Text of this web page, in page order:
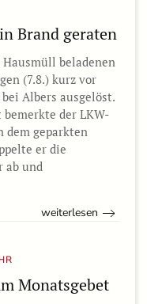
Brand geraten
beladenen
(7.8.) kurz vor
Albers ausgelöst.
der LKW-
dem geparkten
er die
ab und
weiterlesen
Monatsgebet